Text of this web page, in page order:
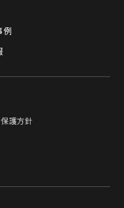
例
護方針